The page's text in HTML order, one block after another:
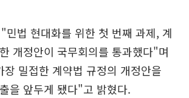
민법 현대화를 위한 첫 번째 과제, 계
개정안이 국무회의를 통과했다"며
밀접한 계약법 규정의 개정안을
을 앞두게 됐다"고 밝혔다.